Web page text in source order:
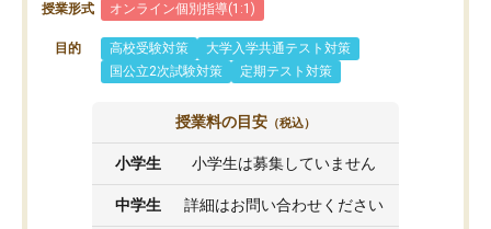
授業形式 オンライン個別指導(1:1)
目的 高校受験対策
大学入学共通テスト対策
国公立2次試験対策
定期テスト対策
授業料の目安 （税込）
小学生 小学生は募集していません
中学生 詳細はお問い合わせください